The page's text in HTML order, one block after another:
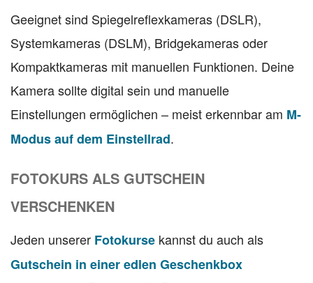
Geeignet sind Spiegelreflexkameras (DSLR),
Systemkameras (DSLM), Bridgekameras oder
Kompaktkameras mit manuellen Funktionen. Deine
Kamera sollte digital sein und manuelle
Einstellungen ermöglichen – meist erkennbar am M-
Modus auf dem Einstellrad.
FOTOKURS ALS GUTSCHEIN
VERSCHENKEN
Jeden unserer Fotokurse kannst du auch als
Gutschein in einer edlen Geschenkbox